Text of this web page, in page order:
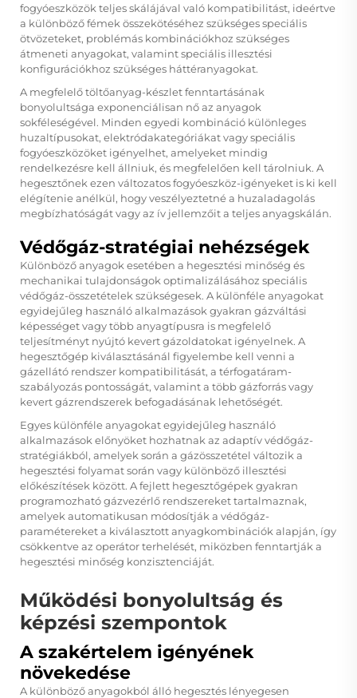
fogyóeszközök teljes skálájával való kompatibilitást, ideértve
a különböző fémek összekötéséhez szükséges speciális
ötvözeteket, problémás kombinációkhoz szükséges
átmeneti anyagokat, valamint speciális illesztési
konfigurációkhoz szükséges háttéranyagokat.
A megfelelő töltőanyag-készlet fenntartásának
bonyolultsága exponenciálisan nő az anyagok
sokféleségével. Minden egyedi kombináció különleges
huzaltípusokat, elektródakategóriákat vagy speciális
fogyóeszközöket igényelhet, amelyeket mindig
rendelkezésre kell állniuk, és megfelelően kell tárolniuk. A
hegesztőnek ezen változatos fogyóeszköz-igényeket is ki kell
elégítenie anélkül, hogy veszélyeztetné a huzaladagolás
megbízhatóságát vagy az ív jellemzőit a teljes anyagskálán.
Védőgáz-stratégiai nehézségek
Különböző anyagok esetében a hegesztési minőség és
mechanikai tulajdonságok optimalizálásához speciális
védőgáz-összetételek szükségesek. A különféle anyagokat
egyidejűleg használó alkalmazások gyakran gázváltási
képességet vagy több anyagtípusra is megfelelő
teljesítményt nyújtó kevert gázoldatokat igényelnek. A
hegesztőgép kiválasztásánál figyelembe kell venni a
gázellátó rendszer kompatibilitását, a térfogatáram-
szabályozás pontosságát, valamint a több gázforrás vagy
kevert gázrendszerek befogadásának lehetőségét.
Egyes különféle anyagokat egyidejűleg használó
alkalmazások előnyöket hozhatnak az adaptív védőgáz-
stratégiákból, amelyek során a gázösszetétel változik a
hegesztési folyamat során vagy különböző illesztési
előkészítések között. A fejlett hegesztőgépek gyakran
programozható gázvezérlő rendszereket tartalmaznak,
amelyek automatikusan módosítják a védőgáz-
paramétereket a kiválasztott anyagkombinációk alapján, így
csökkentve az operátor terhelését, miközben fenntartják a
hegesztési minőség konzisztenciáját.
Működési bonyolultság és
képzési szempontok
A szakértelem igényének
növekedése
A különböző anyagokból álló hegesztés lényegesen